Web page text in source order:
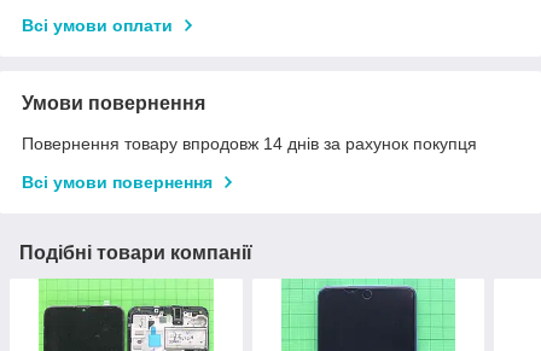
Всі умови оплати
Умови повернення
Повернення товару впродовж 14 днів за рахунок покупця
Всі умови повернення
Подібні товари компанії